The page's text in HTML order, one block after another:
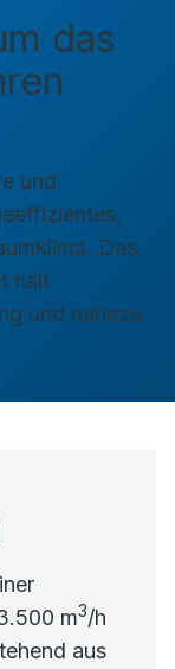
das
und
Das
hält
und nahezu
m3/h
aus